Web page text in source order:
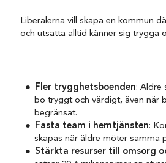
Liberalerna vill skapa en kommun
och utsatta alltid känner sig trygga
Fler trygghetsboenden: Äldre
bo tryggt och värdigt, även när
begränsat.
Fasta team i hemtjänsten:
skapas när äldre möter samma
Stärkta resurser till omsorg